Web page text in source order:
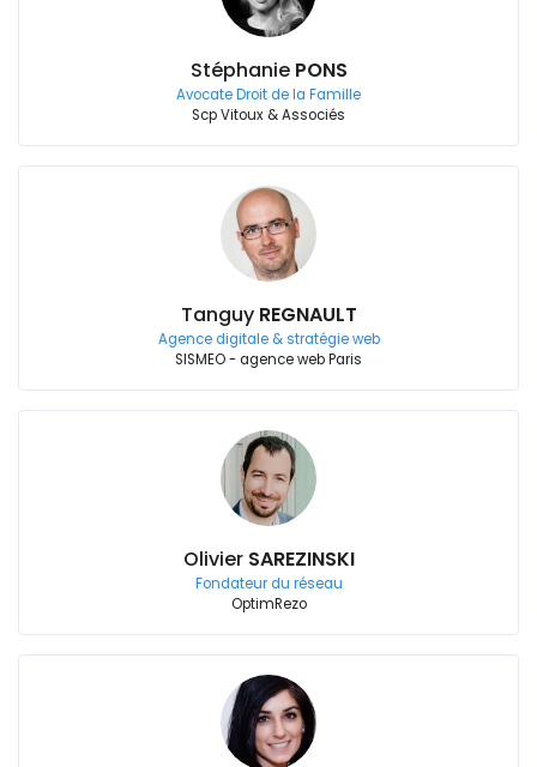
Stéphanie PONS
Avocate Droit de la Famille
Scp Vitoux & Associés
Tanguy REGNAULT
Agence digitale & stratégie web
SISMEO - agence web Paris
Olivier SAREZINSKI
Fondateur du réseau
OptimRezo